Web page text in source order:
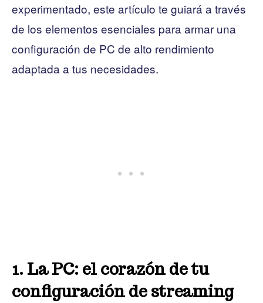
experimentado, este artículo te guiará a través
de los elementos esenciales para armar una
configuración de PC de alto rendimiento
adaptada a tus necesidades.
1. La PC: el corazón de tu
configuración de streaming